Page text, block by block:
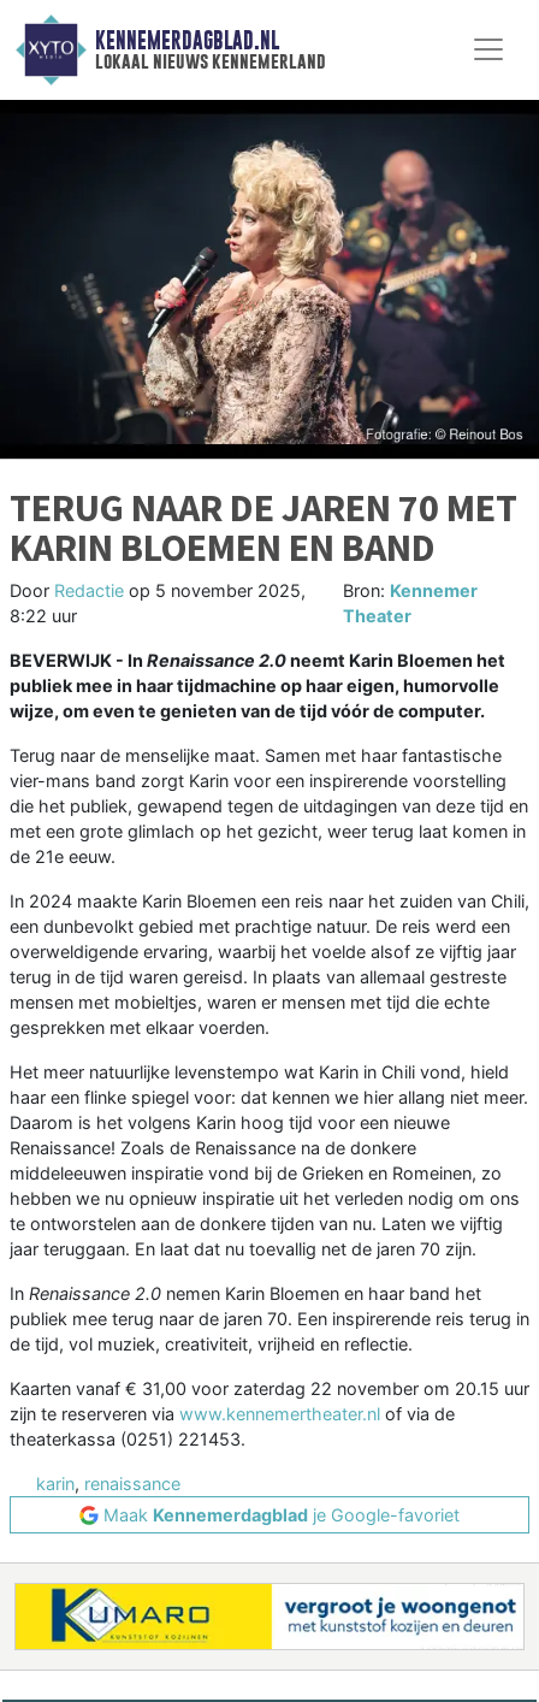
KENNEMERDAGBLAD.NL
lokaal nieuws kennemerland
TERUG NAAR DE JAREN 70 MET
KARIN BLOEMEN EN BAND
Door Redactie op 5 november 2025,
8:22 uur
Bron: Kennemer
Theater
BEVERWIJK - In Renaissance 2.0neemt Karin Bloemen het
publiek mee in haar tijdmachine op haar eigen, humorvolle
wijze, om even te genieten van de tijd vóór de computer.
Terug naar de menselijke maat. Samen met haar fantastische
vier-mans band zorgt Karin voor een inspirerende voorstelling
die het publiek, gewapend tegen de uitdagingen van deze tijd en
met een grote glimlach op het gezicht, weer terug laat komen in
de 21e eeuw.
In 2024 maakte Karin Bloemen een reis naar het zuiden van Chili,
een dunbevolkt gebied met prachtige natuur. De reis werd een
overweldigende ervaring, waarbij het voelde alsof ze vijftig jaar
terug in de tijd waren gereisd. In plaats van allemaal gestreste
mensen met mobieltjes, waren er mensen met tijd die echte
gesprekken met elkaar voerden.
Het meer natuurlijke levenstempo wat Karin in Chili vond, hield
haar een flinke spiegel voor: dat kennen we hier allang niet meer.
Daarom is het volgens Karin hoog tijd voor een nieuwe
Renaissance! Zoals de Renaissance na de donkere
middeleeuwen inspiratie vond bij de Grieken en Romeinen, zo
hebben we nu opnieuw inspiratie uit het verleden nodig om ons
te ontworstelen aan de donkere tijden van nu. Laten we vijftig
jaar teruggaan. En laat dat nu toevallig net de jaren 70 zijn.
In Renaissance 2.0 nemen Karin Bloemen en haar band het
publiek mee terug naar de jaren 70. Een inspirerende reis terug in
de tijd, vol muziek, creativiteit, vrijheid en reflectie.
Kaarten vanaf € 31,00 voor zaterdag 22 november om 20.15 uur
zijn te reserveren via www.kennemertheater.nl of via de
theaterkassa (0251) 221453.
karin, renaissance
Maak Kennemerdagblad je Google-favoriet